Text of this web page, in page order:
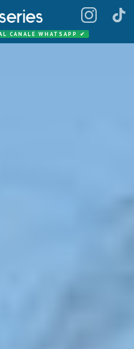
CANALE WHATSAPP ✔